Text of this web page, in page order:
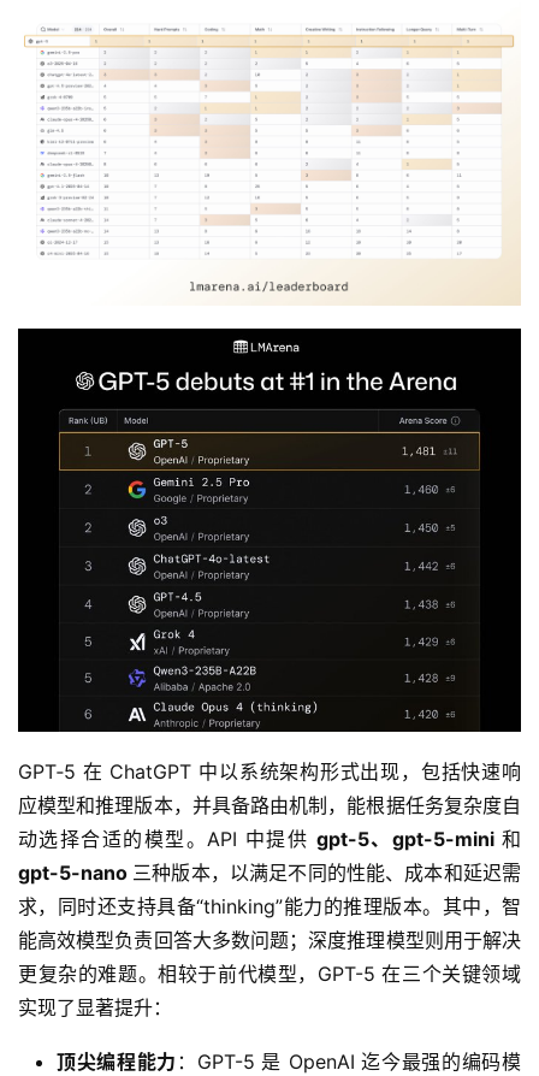
GPT‑5 在 ChatGPT 中以系统架构形式出现，包括快速响
应模型和推理版本，并具备路由机制，能根据任务复杂度自
动选择合适的模型。API 中提供 gpt-5、gpt-5-mini
gpt-5-nano 三种版本，以满足不同的性能、成本和延迟需
求，同时还支持具备“thinking”能力的推理版本。其中，智
能高效模型负责回答大多数问题；深度推理模型则用于解决
更复杂的难题。相较于前代模型，GPT-5 在三个关键领域
实现了显著提升：
顶尖编程能力 ：GPT-5 是 OpenAI 迄今最强的编码模